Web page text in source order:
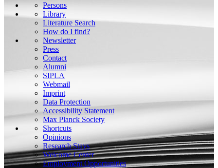
Persons
Library
Literature Search
How do I find?
Newsletter
Press
Contact
Alumni
SIPLA
Webmail
Imprint
Data Protection
Accessibility Statement
Max Planck Society
Shortcuts
Opinions
Research Stays
Welcome Center
Employment Opportunities